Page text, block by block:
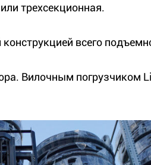
трехсекционная.
всего
Вилочным погрузчиком